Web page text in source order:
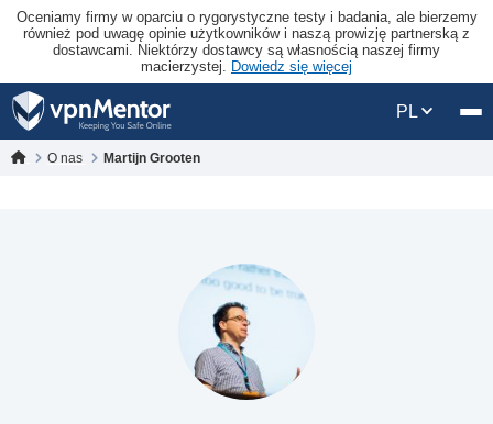
Oceniamy firmy w oparciu o rygorystyczne testy i badania, ale bierzemy
również pod uwagę opinie użytkowników i naszą prowizję partnerską z
dostawcami. Niektórzy dostawcy są własnością naszej firmy
macierzystej. Dowiedz się więcej
PL
O nas Martijn Grooten